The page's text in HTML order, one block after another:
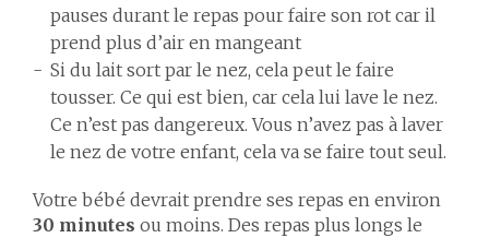
pauses durant le repas pour faire son rot car il
prend plus d’air en mangeant
Si du lait sort par le nez, cela peut le faire
tousser. Ce qui est bien, car cela lui lave le nez.
Ce n’est pas dangereux. Vous n’avez pas à laver
le nez de votre enfant, cela va se faire tout seul.
Votre bébé devrait prendre ses repas en environ
30 minutes ou moins. Des repas plus longs le